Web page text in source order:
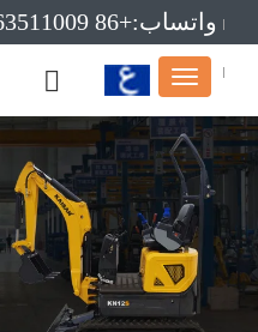
واتساب:+86 18063511009
بريد إلكتروني:info@kaisanmachinery.com